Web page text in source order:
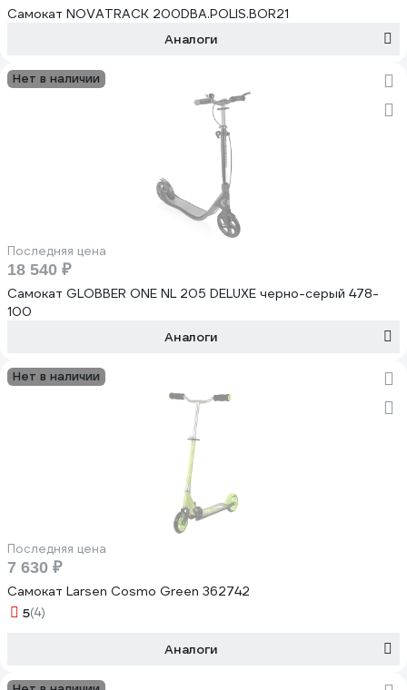
Самокат NOVATRACK 200DBA.POLIS.BOR21
Аналоги
Нет в наличии
Последняя цена
18 540 ₽
Самокат GLOBBER ONE NL 205 DELUXE черно-серый 478-
100
Аналоги
Нет в наличии
Последняя цена
7 630 ₽
Самокат Larsen Cosmo Green 362742
5(4)
Аналоги